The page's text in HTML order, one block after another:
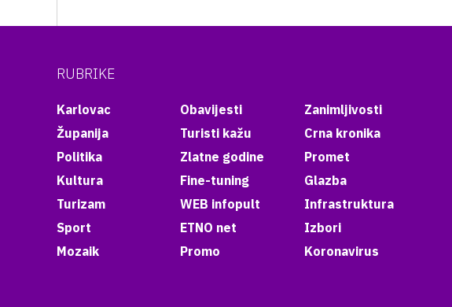
RUBRIKE
Karlovac
Županija
Politika
Kultura
Turizam
Sport
Mozaik
Obavijesti
Turisti kažu
Zlatne godine
Fine-tuning
WEB infopult
ETNO net
Promo
Zanimljivosti
Crna kronika
Promet
Glazba
Infrastruktura
Izbori
Koronavirus